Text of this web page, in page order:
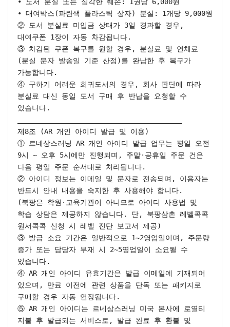
• 대여박스(파란색 플라스틱 상자) 분실: 1개당 9,000원
② 도서 분실료 미입금 상태가 3일 경과할 경우,
대여쿠폰 1장이 자동 차감됩니다.
③ 차감된 쿠폰 복구를 원할 경우, 분실료 및 연체료
(분실 문자 발송일 기준 산정)를 완납한 후 복구가
가능합니다.
④ 구하기 어려운 희귀도서의 경우, 회사 판단에 따라
분실료 대신 동일 도서 구매 후 반납을 요청할 수
있습니다.
제8조 (AR 개인 아이디 발급 및 이용)
① 르네상스러닝 AR 개인 아이디 발급 업무는 평일 오전
9시 ~ 오후 5시에만 진행되며, 주말·공휴일 주문 건은
다음 평일 주문 순서대로 처리됩니다.
② 아이디 정보는 이메일 및 문자로 전송되며, 이용자는
반드시 안내 내용을 숙지한 후 사용해야 합니다.
(북팡은 학원·교육기관이 아니므로 아이디 사용법 및
학습 상담은 제공하지 않습니다. 단, 북팡삼촌 레벨콕콕
원서콕콕 신청 시 레벨 진단 보고서 제공)
③ 발급 소요 기간은 일반적으로 1~2영업일이며, 주문량
증가 또는 담당자 부재 시 2~5영업일이 소요될 수
있습니다.
④ AR 개인 아이디 유효기간은 발급 이메일에 기재되어
있으며, 만료 이전에 관련 상품을 단독 또는 패키지로
구매할 경우 자동 연장됩니다.
⑤ AR 개인 아이디는 르네상스러닝 미국 본사에 로열티
지불 후 발급되는 서비스로, 발급 완료 후 환불 및